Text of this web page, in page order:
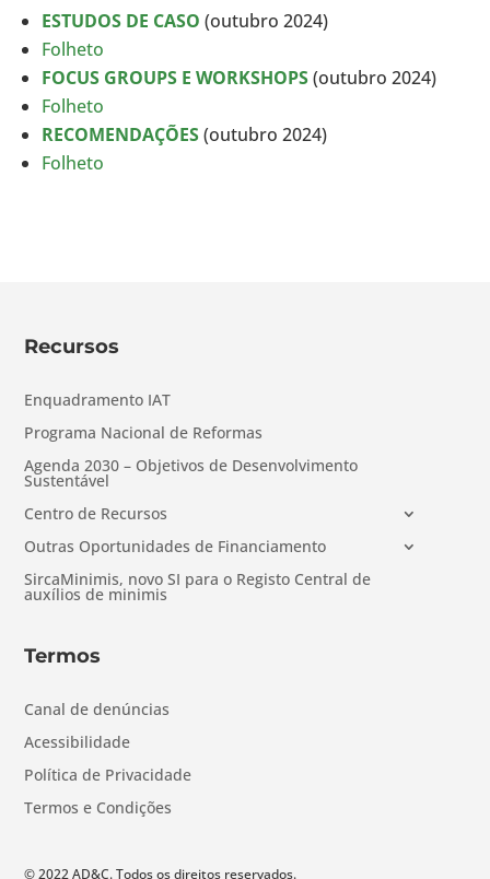
ESTUDOS DE CASO (outubro 2024)
Folheto
FOCUS GROUPS E WORKSHOPS(outubro 2024)
Folheto
RECOMENDAÇÕES(outubro 2024)
Folheto
Recursos
Enquadramento IAT
Programa Nacional de Reformas
Agenda 2030 – Objetivos de Desenvolvimento
Sustentável
Centro de Recursos
Outras Oportunidades de Financiamento
SircaMinimis, novo SI para o Registo Central de
auxílios de minimis
Termos
Canal de denúncias
Acessibilidade
Política de Privacidade
Termos e Condições
© 2022 AD&C. Todos os direitos reservados.